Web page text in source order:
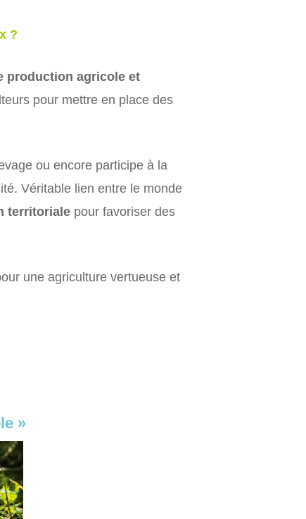
?
production agricole et
pour mettre en place des
ou encore participe à la
Véritable lien entre le monde
territoriale pour favoriser des
une agriculture vertueuse et
»